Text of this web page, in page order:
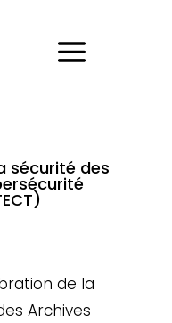
sécurité des
de la
Archives